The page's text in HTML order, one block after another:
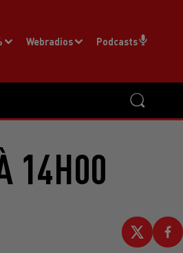
Webradios Podcasts
14H00